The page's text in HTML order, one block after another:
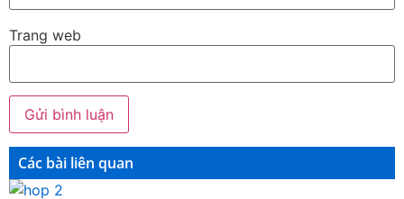
Trang web
Các bài liên quan